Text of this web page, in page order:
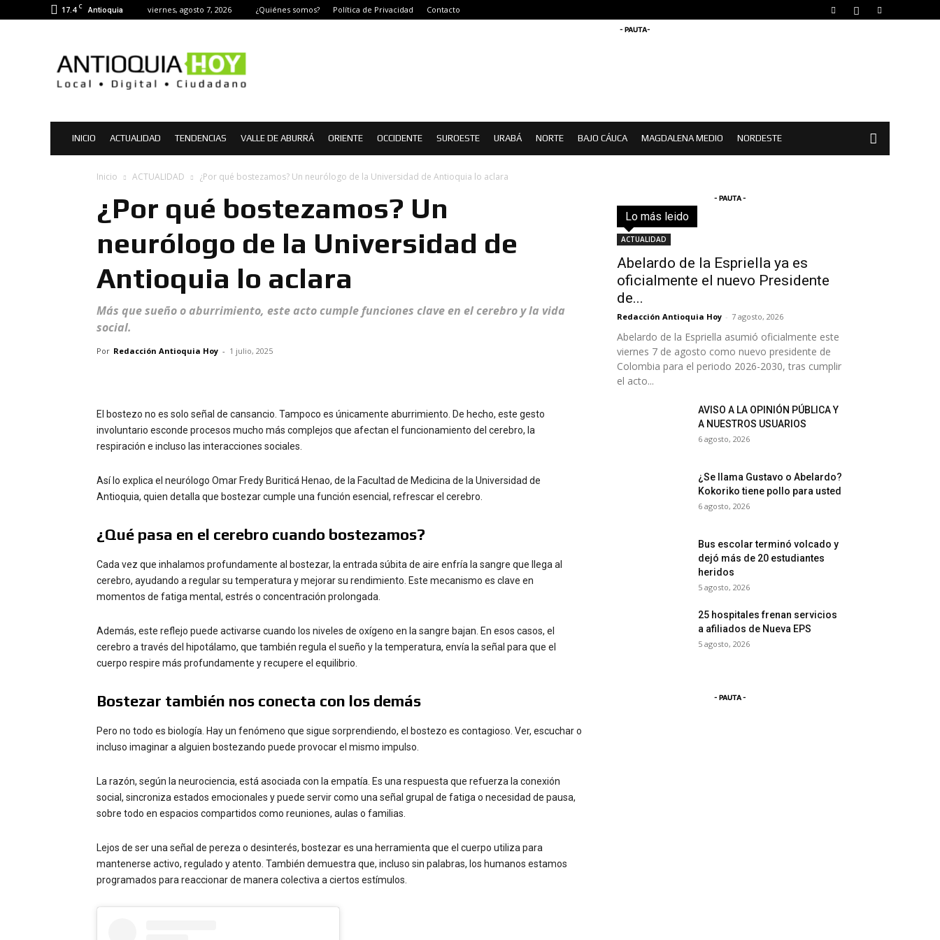
17.4 C Antioquia viernes, agosto 7, 2026 ¿Quiénes somos? Política de Privacidad Contacto
Hoy
|
Noticias
Antioquia
- PAUTA-
INICIO ACTUALIDAD TENDENCIAS VALLE DE ABURRÁ ORIENTE OCCIDENTE SUROESTE URABÁ NORTE BAJO CÁUCA MAGDALENA MEDIO NORDESTE
Inicio ACTUALIDAD ¿Por qué bostezamos? Un neurólogo de la Universidad de Antioquia lo aclara
¿Por qué bostezamos? Un
neurólogo de la Universidad de
Antioquia lo aclara
Más que sueño o aburrimiento, este acto cumple funciones clave en el cerebro y la vida
social.
Por Redacción Antioquia Hoy - 1 julio, 2025
El bostezo no es solo señal de cansancio. Tampoco es únicamente aburrimiento. De hecho, este gesto
involuntario esconde procesos mucho más complejos que afectan el funcionamiento del cerebro, la
respiración e incluso las interacciones sociales.
Así lo explica el neurólogo Omar Fredy Buriticá Henao, de la Facultad de Medicina de la Universidad de
Antioquia, quien detalla que bostezar cumple una función esencial, refrescar el cerebro.
¿Qué pasa en el cerebro cuando bostezamos?
Cada vez que inhalamos profundamente al bostezar, la entrada súbita de aire enfría la sangre que llega al
cerebro, ayudando a regular su temperatura y mejorar su rendimiento. Este mecanismo es clave en
momentos de fatiga mental, estrés o concentración prolongada.
Además, este reflejo puede activarse cuando los niveles de oxígeno en la sangre bajan. En esos casos, el
cerebro a través del hipotálamo, que también regula el sueño y la temperatura, envía la señal para que el
cuerpo respire más profundamente y recupere el equilibrio.
Bostezar también nos conecta con los demás
Pero no todo es biología. Hay un fenómeno que sigue sorprendiendo, el bostezo es contagioso. Ver, escuchar o
incluso imaginar a alguien bostezando puede provocar el mismo impulso.
La razón, según la neurociencia, está asociada con la empatía. Es una respuesta que refuerza la conexión
social, sincroniza estados emocionales y puede servir como una señal grupal de fatiga o necesidad de pausa,
sobre todo en espacios compartidos como reuniones, aulas o familias.
Lejos de ser una señal de pereza o desinterés, bostezar es una herramienta que el cuerpo utiliza para
mantenerse activo, regulado y atento. También demuestra que, incluso sin palabras, los humanos estamos
programados para reaccionar de manera colectiva a ciertos estímulos.
- PAUTA -
Lo más leidoTodo
ACTUALIDAD
Abelardo de la Espriella ya es
oficialmente el nuevo Presidente
de...
Redacción Antioquia Hoy - 7 agosto, 2026
Abelardo de la Espriella asumió oficialmente este
viernes 7 de agosto como nuevo presidente de
Colombia para el periodo 2026-2030, tras cumplir
el acto...
AVISO A LA OPINIÓN PÚBLICA Y
A NUESTROS USUARIOS
6 agosto, 2026
¿Se llama Gustavo o Abelardo?
Kokoriko tiene pollo para usted
6 agosto, 2026
Bus escolar terminó volcado y
dejó más de 20 estudiantes
heridos
5 agosto, 2026
25 hospitales frenan servicios
a afiliados de Nueva EPS
5 agosto, 2026
- PAUTA -